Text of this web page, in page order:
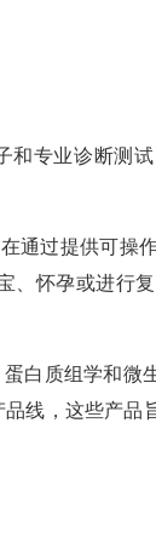
专业诊断测
通过提供可操
、怀孕或进行
白质组学和微
线，这些产